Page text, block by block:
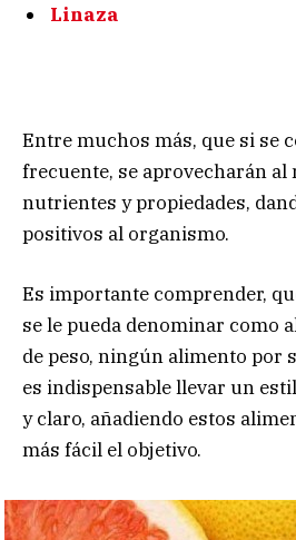
Linaza
Entre muchos más, que si se
frecuente, se aprovecharán al
nutrientes y propiedades,
positivos al organismo.
Es importante comprender,
se le pueda denominar como
de peso, ningún alimento por
es indispensable llevar un
y claro, añadiendo estos
más fácil el objetivo.